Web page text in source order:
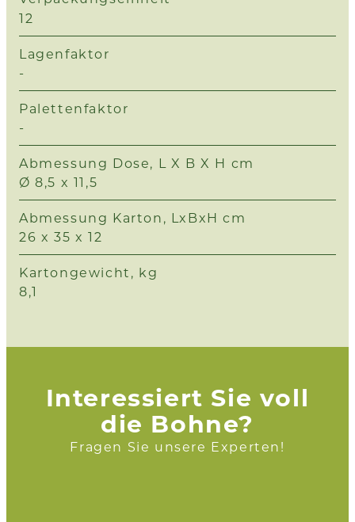
12
Lagenfaktor
-
Palettenfaktor
-
Abmessung Dose, L X B X H cm
Ø 8,5 x 11,5
Abmessung Karton, LxBxH cm
26 x 35 x 12
Kartongewicht, kg
8,1
Interessiert Sie voll
die Bohne?
Fragen Sie unsere Experten!